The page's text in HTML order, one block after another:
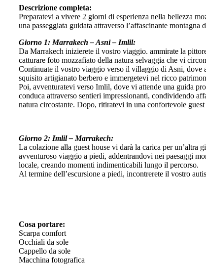
Descrizione completa:
Preparatevi a vivere 2 giorni di esperienza nella bellezza
una passeggiata guidata attraverso l’affascinante montagna
Giorno 1: Marrakech – Asni – Imlil:
Da Marrakech inizierete il vostro viaggio. ammirate la
catturare foto mozzafiato della natura selvaggia che vi
Continuate il vostro viaggio verso il villaggio di Asni, dove
squisito artigianato berbero e immergetevi nel ricco
Poi, avventuratevi verso Imlil, dove vi attende una guida
conduca attraverso sentieri impressionanti, condividendo
natura circostante. Dopo, ritiratevi in una confortevole
Giorno 2: Imlil – Marrakech:
La colazione alla guest house vi darà la carica per un’altra
avventuroso viaggio a piedi, addentrandovi nei paesaggi
locale, creando momenti indimenticabili lungo il percorso.
Al termine dell’escursione a piedi, incontrerete il vostro
Cosa portare:
Scarpa comfort
Occhiali da sole
Cappello da sole
Macchina fotografica